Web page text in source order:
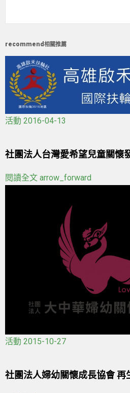
recommend 相關推薦
活動 2016-04-13
社團法人台灣愛希望兒童關懷
閱讀全文 arrow_forward
活動 2015-10-27
社團法人婦幼關懷成長協會 再